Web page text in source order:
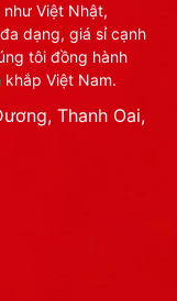
Việt Nhật,
dạng, giá sỉ cạnh
tôi đồng hành
Việt Nam.
Thanh Oai,